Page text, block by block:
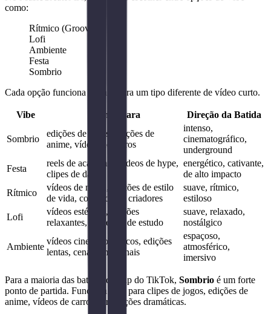
como:
Rítmico (Groovy)
Lofi
Ambiente
Festa
Sombrio
Cada opção funciona melhor para um tipo diferente de vídeo curto.
Vibe Melhor Para Direção da Batida
Sombrio
edições de jogos, edições de
anime, vídeos de carros
intenso,
cinematográfico,
underground
Festa
reels de academia, vídeos de hype,
clipes de dança
energético, cativante,
de alto impacto
Rítmico
vídeos de moda, edições de estilo
de vida, conteúdo de criadores
suave, rítmico,
estiloso
Lofi
vídeos estéticos, edições
relaxantes, conteúdo de estudo
suave, relaxado,
nostálgico
Ambiente
vídeos cinematográficos, edições
lentas, cenas emocionais
espaçoso,
atmosférico,
imersivo
Para a maioria das batidas de trap do TikTok, Sombrio é um forte
ponto de partida. Funciona bem para clipes de jogos, edições de
anime, vídeos de carros e transições dramáticas.